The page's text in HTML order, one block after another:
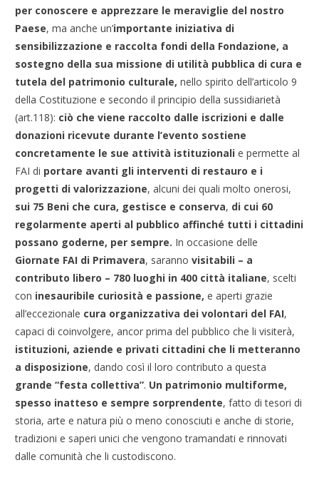
per conoscere e apprezzare le meraviglie del nostro
Paese, ma anche un’importante iniziativa di
sensibilizzazione e raccolta fondi della Fondazione, a
sostegno della sua missione di utilità pubblica di cura e
tutela del patrimonio culturale,nello spirito dell’articolo 9
della Costituzione e secondo il principio della sussidiarietà
(art.118): ciò che viene raccolto dalle iscrizioni e dalle
donazioni ricevute durante l’evento sostiene
concretamente le sue attività istituzionalie permette al
FAI di portare avanti gli interventi di restauro e i
progetti di valorizzazione, alcuni dei quali molto onerosi,
sui 75 Beni che cura, gestisce e conserva, di cui 60
regolarmente aperti al pubblico affinché tutti i cittadini
possano goderne, per sempre. In occasione delle
Giornate FAI di Primavera, sarannovisitabili – a
contributo libero – 780 luoghi in 400 città italiane, scelti
con inesauribile curiosità e passione, e aperti grazie
all’eccezionale cura organizzativa dei volontari del FAI,
capaci di coinvolgere, ancor prima del pubblico che li visiterà,
istituzioni, aziende e privati cittadini che li metteranno
a disposizione, dando così il loro contributo a questa
grande “festa collettiva”. Un patrimonio multiforme,
spesso inatteso e sempre sorprendente, fatto di tesori di
storia, arte e natura più o meno conosciuti e anche di storie,
tradizioni e saperi unici che vengono tramandati e rinnovati
dalle comunità che li custodiscono.